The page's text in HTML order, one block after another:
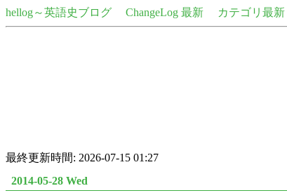
hellog～英語史ブログ ChangeLog 最新 カテゴリ最新
最終更新時間: 2026-07-15 01:27
2014-05-28 Wed